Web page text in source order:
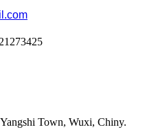
Town, Wuxi, Chiny.